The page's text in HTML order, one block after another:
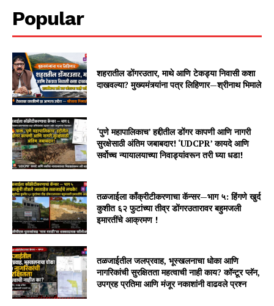
Popular
शहरातील डोंगरउतार, माथे आणि टेकड्या निवासी कशा
दाखवल्या? मुख्यमंत्र्यांना पत्र लिहिणार—श्रीनाथ भिमाले
‘पुणे महापालिकाच’ हद्दीतील डोंगर कापणी आणि नागरी
सुरक्षेसाठी अंतिम जबाबदार! ‘UDCPR’ कायदे आणि
सर्वोच्च न्यायालयाच्या निवाड्यांवरून तरी घ्या धडा!
तळजाईला काँक्रीटीकरणाचा कॅन्सर—भाग ५: हिंगणे खुर्द
कुशीत ६२ फुटांच्या तीव्र डोंगरउतारावर बहुमजली
इमारतींचे आक्रमण !
तळजाईतील जलप्रवाह, भूस्खलनाचा धोका आणि
नागरिकांची सुरक्षितता महत्वाची नाही काय? कॉन्टूर प्लॅन,
उपग्रह प्रतिमा आणि मंजूर नकाशांनी वाढवले प्रश्न